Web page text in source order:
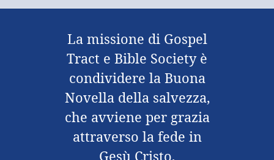
La missione di Gospel
Tract e Bible Society è
condividere la Buona
Novella della salvezza,
che avviene per grazia
attraverso la fede in
Gesù Cristo,